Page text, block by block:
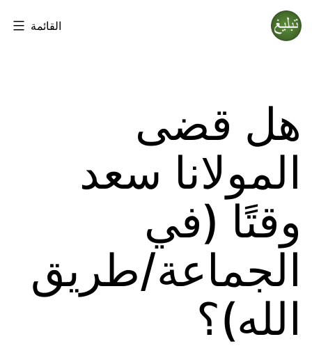
التخطي
إلى
القائمة
هل قضى
المولانا سعد
وقتًا (في
الجماعة/طريق
الله)؟